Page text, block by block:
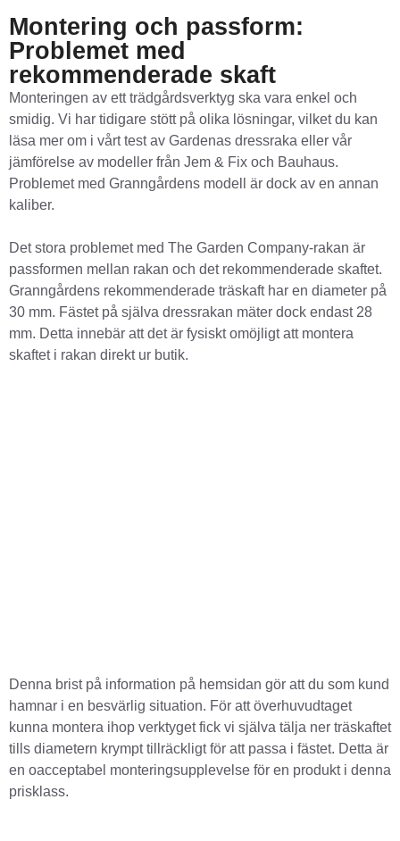
Montering och passform:
Problemet med
rekommenderade skaft
Monteringen av ett trädgårdsverktyg ska vara enkel och
smidig. Vi har tidigare stött på olika lösningar, vilket du kan
läsa mer om i vårt test av Gardenas dressraka eller vår
jämförelse av modeller från Jem & Fix och Bauhaus.
Problemet med Granngårdens modell är dock av en annan
kaliber.
Det stora problemet med The Garden Company-rakan är
passformen mellan rakan och det rekommenderade skaftet.
Granngårdens rekommenderade träskaft har en diameter på
30 mm. Fästet på själva dressrakan mäter dock endast 28
mm. Detta innebär att det är fysiskt omöjligt att montera
skaftet i rakan direkt ur butik.
Denna brist på information på hemsidan gör att du som kund
hamnar i en besvärlig situation. För att överhuvudtaget
kunna montera ihop verktyget fick vi själva tälja ner träskaftet
tills diametern krympt tillräckligt för att passa i fästet. Detta är
en oacceptabel monteringsupplevelse för en produkt i denna
prisklass.